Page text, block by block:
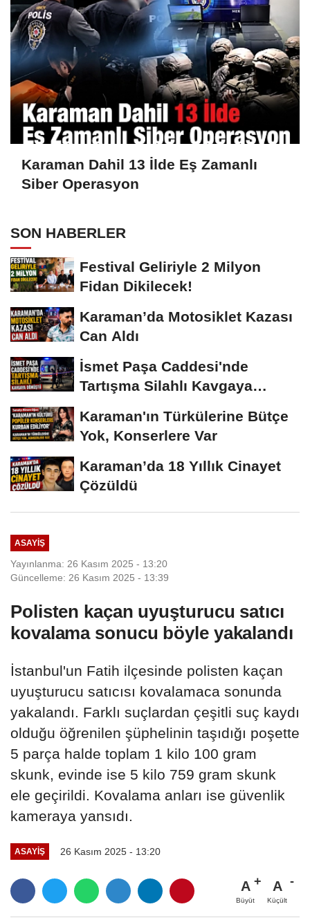
Karaman Dahil 13 İlde Eş Zamanlı
Siber Operasyon
SON HABERLER
Festival Geliriyle 2 Milyon
Fidan Dikilecek!
Karaman’da Motosiklet Kazası
Can Aldı
İsmet Paşa Caddesi'nde
Tartışma Silahlı Kavgaya
Karaman'ın Türkülerine Bütçe
Yok, Konserlere Var
Karaman’da 18 Yıllık Cinayet
Çözüldü
ASAYIŞ
Yayınlanma: 26 Kasım 2025 - 13:20
Güncelleme: 26 Kasım 2025 - 13:39
Polisten kaçan uyuşturucu satıcı
kovalama sonucu böyle yakalandı
İstanbul'un Fatih ilçesinde polisten kaçan
uyuşturucu satıcısı kovalamaca sonunda
yakalandı. Farklı suçlardan çeşitli suç kaydı
olduğu öğrenilen şüphelinin taşıdığı poşette
5 parça halde toplam 1 kilo 100 gram
skunk, evinde ise 5 kilo 759 gram skunk
ele geçirildi. Kovalama anları ise güvenlik
kameraya yansıdı.
ASAYIŞ 26 Kasım 2025 - 13:20
A
Büyüt
A
Küçült